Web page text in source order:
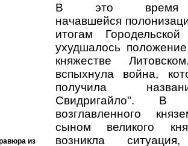
из
В это время
начавшейся
итогам
ухудшалось
княжестве
вспыхнула война,
получила
Свидригайло". В
возглавленного
сыном великого
возникла